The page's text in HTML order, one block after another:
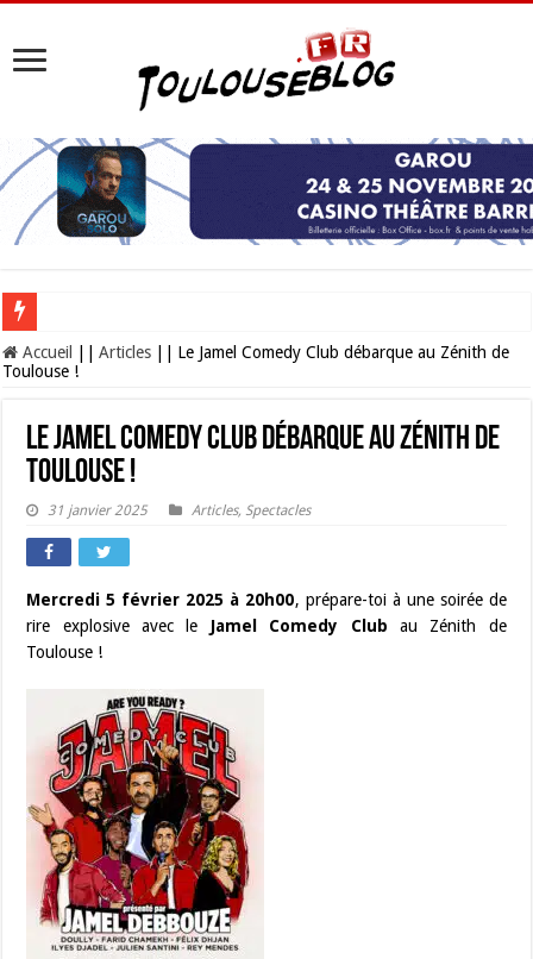
Les Nocturnes de la Cité de l’espace 2026 : l’événement incontournable de
Accueil Articles
Le Jamel Comedy Club débarque au Zénith de
Toulouse !
Le Jamel Comedy Club débarque au Zénith de
Toulouse !
31 janvier 2025 Articles, Spectacles
Mercredi 5 février 2025 à 20h00, prépare-toi à une soirée de
rire explosive avec le Jamel Comedy Club au Zénith de
Toulouse !